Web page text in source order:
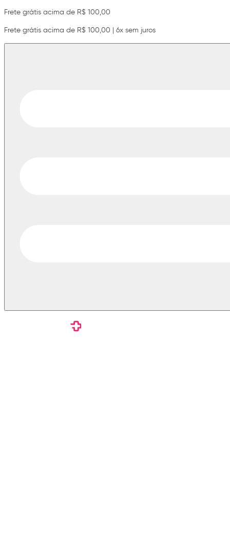
Frete grátis acima de R$ 100,00
Frete grátis acima de R$ 100,00 | 6x sem juros